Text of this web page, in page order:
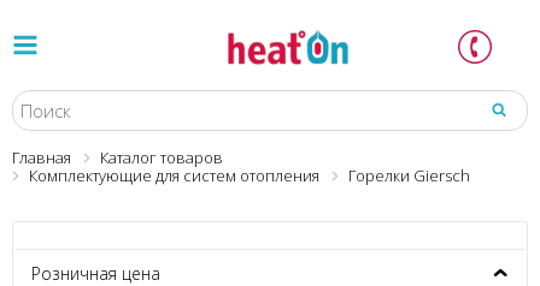
Главная
Каталог товаров
Комплектующие для систем отопления
Горелки Giersch
Розничная цена